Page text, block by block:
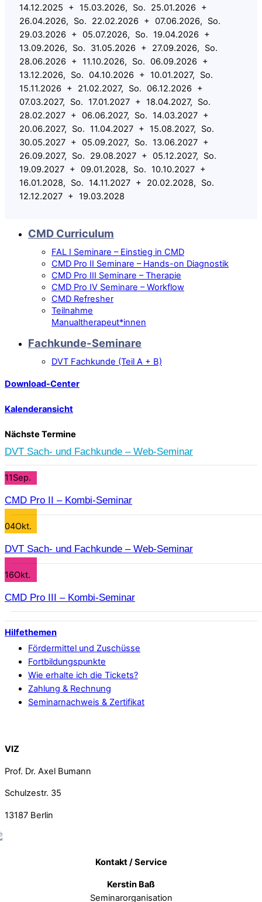
14.12.2025 + 15.03.2026, So. 25.01.2026 +
26.04.2026, So. 22.02.2026 + 07.06.2026, So.
29.03.2026 + 05.07.2026, So. 19.04.2026 +
13.09.2026, So. 31.05.2026 + 27.09.2026, So.
28.06.2026 + 11.10.2026, So. 06.09.2026 +
13.12.2026, So. 04.10.2026 + 10.01.2027, So.
15.11.2026 + 21.02.2027, So. 06.12.2026 +
07.03.2027, So. 17.01.2027 + 18.04.2027, So.
28.02.2027 + 06.06.2027, So. 14.03.2027 +
20.06.2027, So. 11.04.2027 + 15.08.2027, So.
30.05.2027 + 05.09.2027, So. 13.06.2027 +
26.09.2027, So. 29.08.2027 + 05.12.2027, So.
19.09.2027 + 09.01.2028, So. 10.10.2027 +
16.01.2028, So. 14.11.2027 + 20.02.2028, So.
12.12.2027 + 19.03.2028
CMD Curriculum
FAL I Seminare – Einstieg in CMD
CMD Pro II Seminare – Hands-on Diagnostik
CMD Pro III Seminare – Therapie
CMD Pro IV Seminare – Workflow
CMD Refresher
Teilnahme
Manualtherapeut*innen
Fachkunde-Seminare
DVT Fachkunde (Teil A + B)
Download-Center
Kalenderansicht
Nächste Termine
DVT Sach- und Fachkunde – Web-Seminar
11Sep.
CMD Pro II – Kombi-Seminar
04Okt.
DVT Sach- und Fachkunde – Web-Seminar
16Okt.
CMD Pro III – Kombi-Seminar
Hilfethemen
Fördermittel und Zuschüsse
Fortbildungspunkte
Wie erhalte ich die Tickets?
Zahlung & Rechnung
Seminarnachweis & Zertifikat
VIZ
Prof. Dr. Axel Bumann
Schulzestr. 35
13187 Berlin
Kontakt / Service
Kerstin Baß
Seminarorganisation